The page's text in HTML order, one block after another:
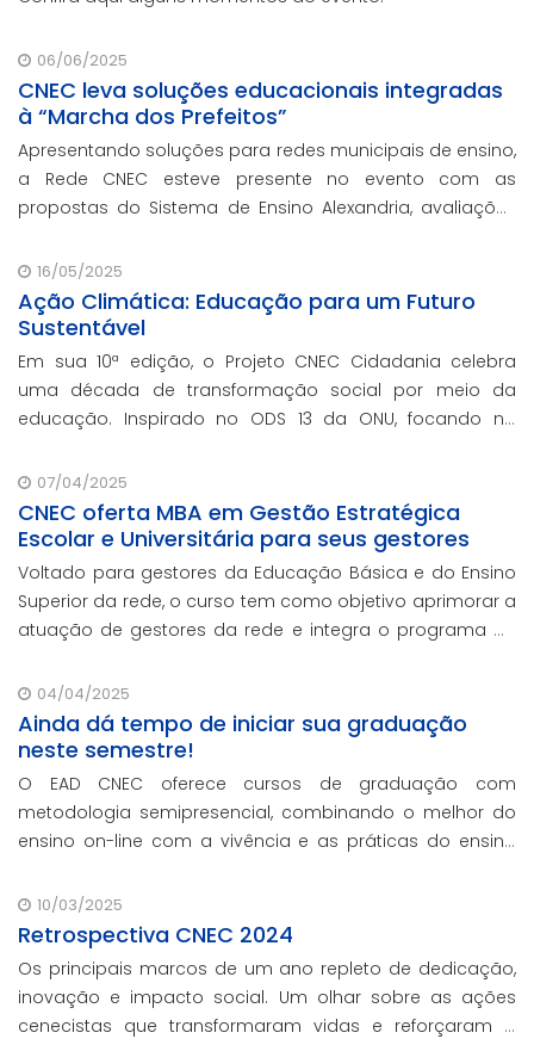
06/06/2025
CNEC leva soluções educacionais integradas
à “Marcha dos Prefeitos”
Apresentando soluções para redes municipais de ensino,
a Rede CNEC esteve presente no evento com as
propostas do Sistema de Ensino Alexandria, avaliações
escolar e parcerias com prefeituras durante e
16/05/2025
Ação Climática: Educação para um Futuro
Sustentável
Em sua 10ª edição, o Projeto CNEC Cidadania celebra
uma década de transformação social por meio da
educação. Inspirado no ODS 13 da ONU, focando no
promoção da sustentabilidade.
07/04/2025
CNEC oferta MBA em Gestão Estratégica
Escolar e Universitária para seus gestores
Voltado para gestores da Educação Básica e do Ensino
Superior da rede, o curso tem como objetivo aprimorar a
atuação de gestores da rede e integra o programa de
contando com o oferecimento gratuito da Re
04/04/2025
Ainda dá tempo de iniciar sua graduação
neste semestre!
O EAD CNEC oferece cursos de graduação com
metodologia semipresencial, combinando o melhor do
ensino on-line com a vivência e as práticas do ensino
10/03/2025
Retrospectiva CNEC 2024
Os principais marcos de um ano repleto de dedicação,
inovação e impacto social. Um olhar sobre as ações
cenecistas que transformaram vidas e reforçaram o